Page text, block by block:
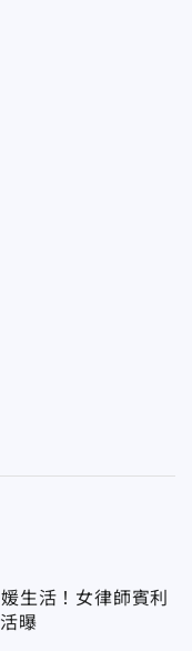
生活！女律師賓利
曝